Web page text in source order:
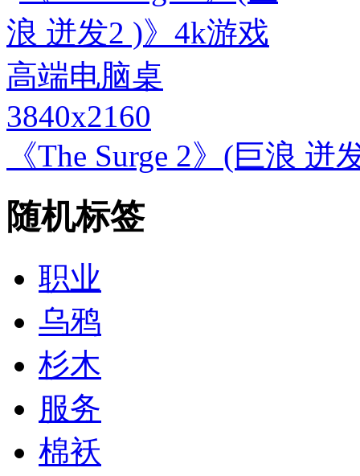
3840x2160
《The Surge 2》(巨浪
随机标签
职业
乌鸦
杉木
服务
棉袄